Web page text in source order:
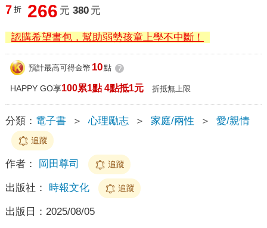
7 折 266 元 380 元
認購希望書包，幫助弱勢孩童上學不中斷！
預計最高可得金幣 10點 ?
HAPPY GO享100累1點 4點抵1元 折抵無上限
分類： 電子書 ＞ 心理勵志 ＞ 家庭/兩性 ＞ 愛/親情
追蹤
作者： 岡田尊司 追蹤
出版社： 時報文化 追蹤
出版日： 2025/08/05